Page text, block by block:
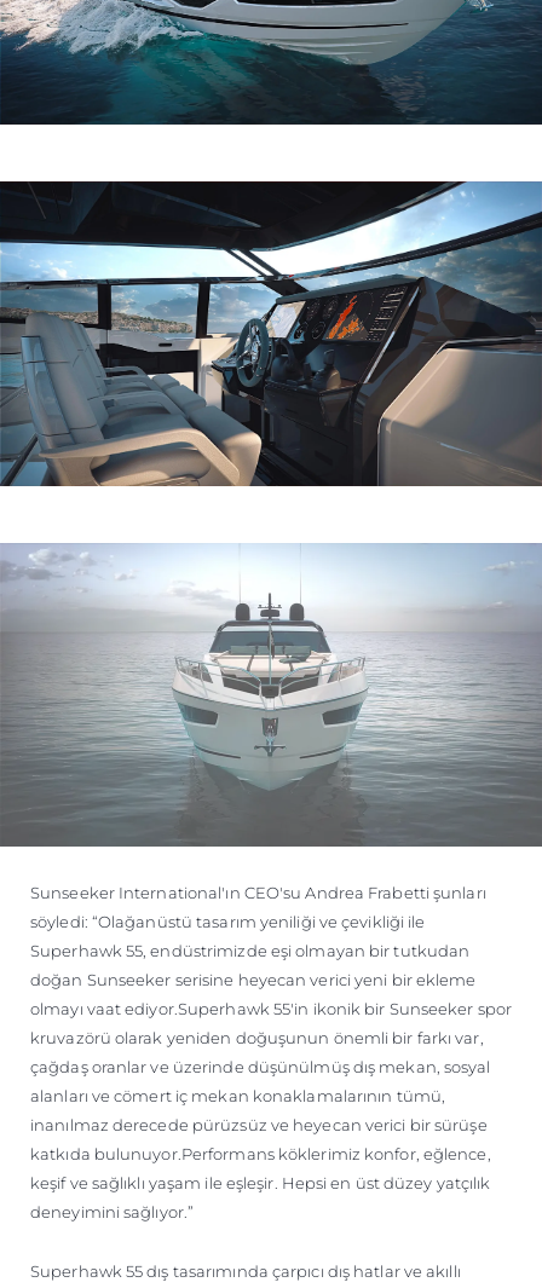
Sunseeker International'ın CEO'su Andrea Frabetti şunları
söyledi: “Olağanüstü tasarım yeniliği ve çevikliği ile
Superhawk 55, endüstrimizde eşi olmayan bir tutkudan
doğan Sunseeker serisine heyecan verici yeni bir ekleme
olmayı vaat ediyor.Superhawk 55'in ikonik bir Sunseeker spor
kruvazörü olarak yeniden doğuşunun önemli bir farkı var,
çağdaş oranlar ve üzerinde düşünülmüş dış mekan, sosyal
alanları ve cömert iç mekan konaklamalarının tümü,
inanılmaz derecede pürüzsüz ve heyecan verici bir sürüşe
katkıda bulunuyor.Performans köklerimiz konfor, eğlence,
keşif ve sağlıklı yaşam ile eşleşir. Hepsi en üst düzey yatçılık
deneyimini sağlıyor.”
Superhawk 55 dış tasarımında çarpıcı dış hatlar ve akıllı